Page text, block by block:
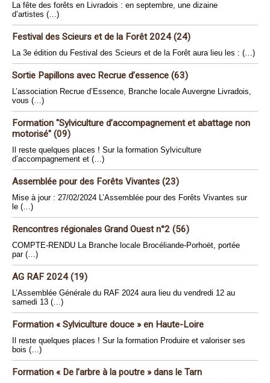
La fête des forêts en Livradois : en septembre, une dizaine
d’artistes (…)
Festival des Scieurs et de la Forêt 2024 (24)
La 3e édition du Festival des Scieurs et de la Forêt aura lieu les : (…)
Sortie Papillons avec Recrue d’essence (63)
L’association Recrue d’Essence, Branche locale Auvergne Livradois,
vous (…)
Formation "Sylviculture d’accompagnement et abattage non
motorisé" (09)
Il reste quelques places ! Sur la formation Sylviculture
d’accompagnement et (…)
Assemblée pour des Forêts Vivantes (23)
Mise à jour : 27/02/2024 L’Assemblée pour des Forêts Vivantes sur
le (…)
Rencontres régionales Grand Ouest n°2 (56)
COMPTE-RENDU La Branche locale Brocéliande-Porhoët, portée
par (…)
AG RAF 2024 (19)
L’Assemblée Générale du RAF 2024 aura lieu du vendredi 12 au
samedi 13 (…)
Formation « Sylviculture douce » en Haute-Loire
Il reste quelques places ! Sur la formation Produire et valoriser ses
bois (…)
Formation « De l’arbre à la poutre » dans le Tarn